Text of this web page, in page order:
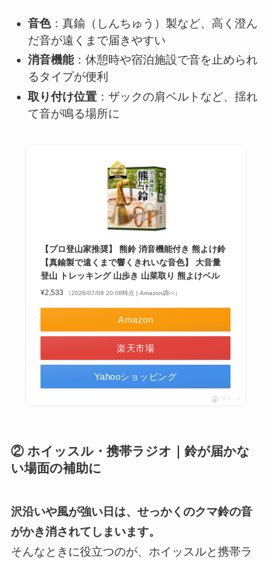
音色：真鍮（しんちゅう）製など、高く澄ん
だ音が遠くまで届きやすい
消音機能：休憩時や宿泊施設で音を止められ
るタイプが便利
取り付け位置 ：ザックの肩ベルトなど、揺れ
て音が鳴る場所に
【プロ登山家推奨】 熊鈴 消音機能付き 熊よけ鈴
【真鍮製で遠くまで響くきれいな音色】 大音量
登山 トレッキング 山歩き 山菜取り 熊よけベル
¥2,533 （2026/07/08 20:08時点 | Amazon調べ）
Amazon
楽天市場
Yahooショッピング
ポチップ
② ホイッスル・携帯ラジオ｜鈴が届かな
い場面の補助に
沢沿いや風が強い日は、せっかくのクマ鈴の音
がかき消されてしまいます。
そんなときに役立つのが、ホイッスルと携帯ラ